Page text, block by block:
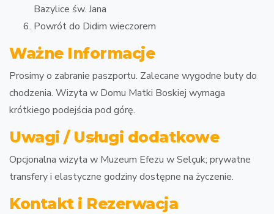
Bazylice św. Jana
Powrót do Didim wieczorem
Ważne Informacje
Prosimy o zabranie paszportu. Zalecane wygodne buty do
chodzenia. Wizyta w Domu Matki Boskiej wymaga
krótkiego podejścia pod górę.
Uwagi / Usługi dodatkowe
Opcjonalna wizyta w Muzeum Efezu w Selçuk; prywatne
transfery i elastyczne godziny dostępne na życzenie.
Kontakt i Rezerwacja